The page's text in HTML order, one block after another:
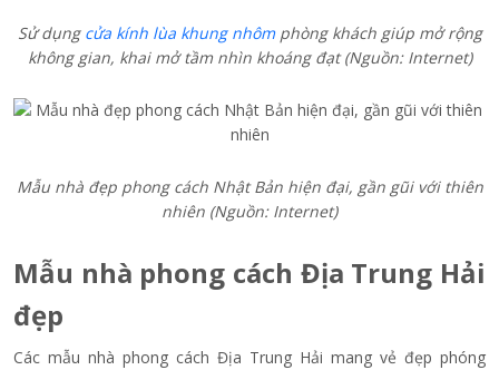
Sử dụng cửa kính lùa khung nhômphòng khách giúp mở rộng
không gian, khai mở tầm nhìn khoáng đạt (Nguồn: Internet)
Mẫu nhà đẹp phong cách Nhật Bản hiện đại, gần gũi với thiên
nhiên (Nguồn: Internet)
Mẫu nhà phong cách Địa Trung Hải
đẹp
Các mẫu nhà phong cách Địa Trung Hải mang vẻ đẹp phóng